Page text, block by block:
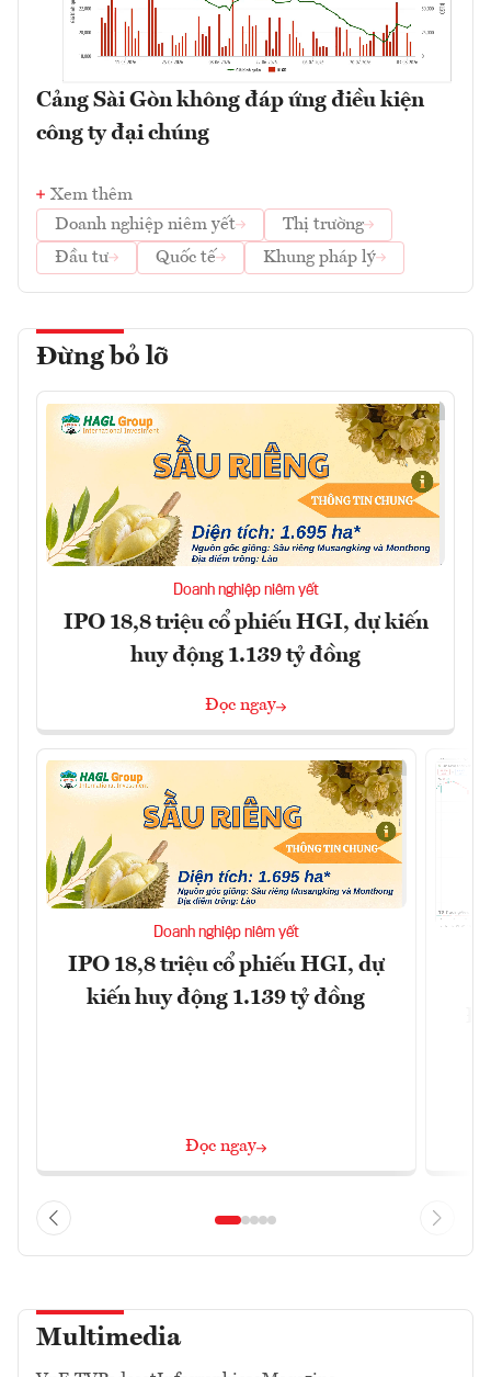
Cảng Sài Gòn không đáp ứng điều kiện
công ty đại chúng
Xem thêm
Doanh nghiệp niêm yết
Thị trường
Đầu tư
Quốc tế Khung pháp lý
Đừng bỏ lỡ
Doanh nghiệp niêm yết
IPO 18,8 triệu cổ phiếu HGI, dự kiến
huy động 1.139 tỷ đồng
Đọc ngay
Doanh nghiệp niêm yết
IPO 18,8 triệu cổ phiếu HGI, dự
kiến huy động 1.139 tỷ đồng
Đọc ngay
Multimedia